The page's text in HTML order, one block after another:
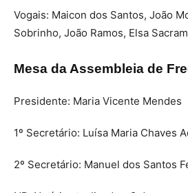
Vogais: Maicon dos Santos, João
Sobrinho, João Ramos, Elsa
Mesa da Assembleia de
Presidente: Maria Vicente Mendes
1º Secretário: Luísa Maria Chaves
2º Secretário: Manuel dos Santos